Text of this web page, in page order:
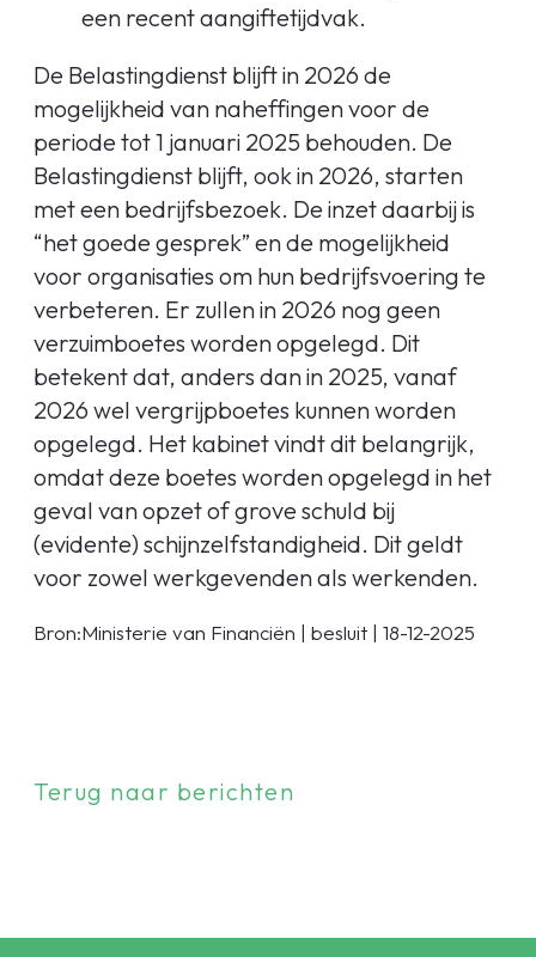
een recent aangiftetijdvak.
De Belastingdienst blijft in 2026 de
mogelijkheid van naheffingen voor de
periode tot 1 januari 2025 behouden. De
Belastingdienst blijft, ook in 2026, starten
met een bedrijfsbezoek. De inzet daarbij is
“het goede gesprek” en de mogelijkheid
voor organisaties om hun bedrijfsvoering te
verbeteren. Er zullen in 2026 nog geen
verzuimboetes worden opgelegd. Dit
betekent dat, anders dan in 2025, vanaf
2026 wel vergrijpboetes kunnen worden
opgelegd. Het kabinet vindt dit belangrijk,
omdat deze boetes worden opgelegd in het
geval van opzet of grove schuld bij
(evidente) schijnzelfstandigheid. Dit geldt
voor zowel werkgevenden als werkenden.
Bron:Ministerie van Financiën | besluit | 18-12-2025
Terug naar berichten